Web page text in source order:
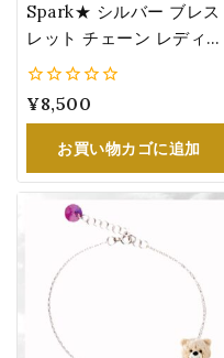
Spark★ シルバー ブレス
レット チェーン レディー
ス スワロフスキー®・ク
レゼント パヴェボール
0
5
¥8,500
お買い物カゴに追加